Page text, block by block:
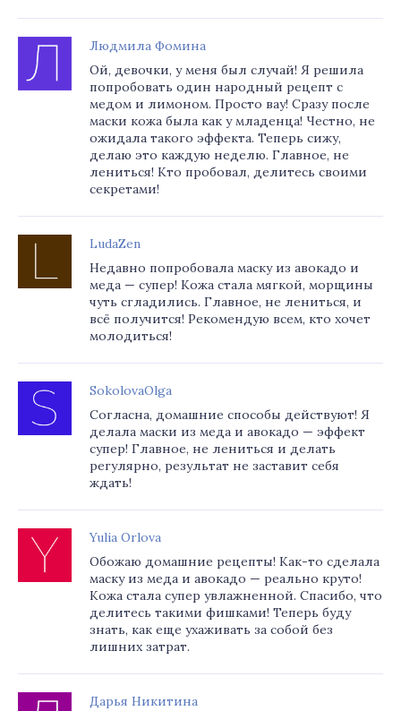
Людмила Фомина
Ой, девочки, у меня был случай! Я решила
попробовать один народный рецепт с
медом и лимоном. Просто вау! Сразу после
маски кожа была как у младенца! Честно, не
ожидала такого эффекта. Теперь сижу,
делаю это каждую неделю. Главное, не
лениться! Кто пробовал, делитесь своими
секретами!
LudaZen
Недавно попробовала маску из авокадо и
меда — супер! Кожа стала мягкой, морщины
чуть сгладились. Главное, не лениться, и
всё получится! Рекомендую всем, кто хочет
молодиться!
SokolovaOlga
Согласна, домашние способы действуют! Я
делала маски из меда и авокадо — эффект
супер! Главное, не лениться и делать
регулярно, результат не заставит себя
ждать!
Yulia Orlova
Обожаю домашние рецепты! Как-то сделала
маску из меда и авокадо — реально круто!
Кожа стала супер увлажненной. Спасибо, что
делитесь такими фишками! Теперь буду
знать, как еще ухаживать за собой без
лишних затрат.
Дарья Никитина